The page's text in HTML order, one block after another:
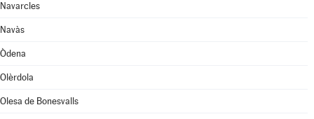
Navarcles
Navàs
Òdena
Olèrdola
Olesa de Bonesvalls